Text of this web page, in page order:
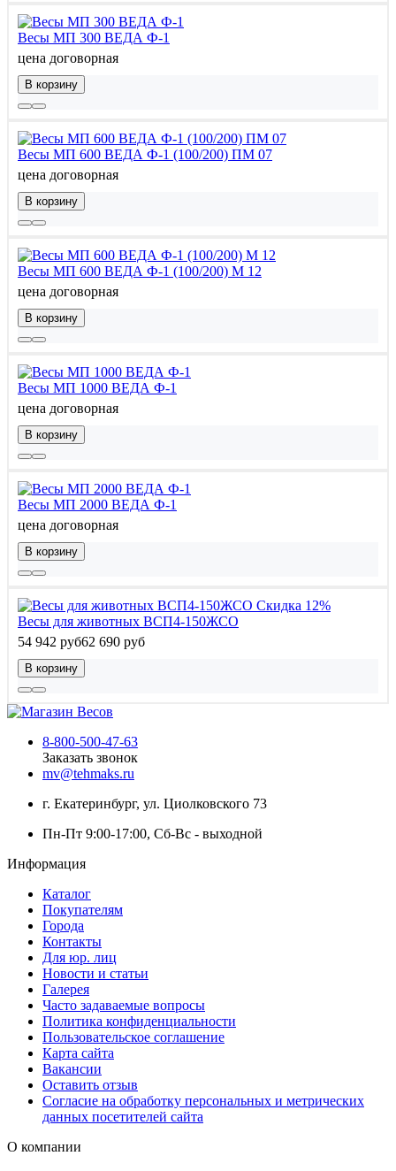
Весы МП 300 ВЕДА Ф-1
цена договорная
В корзину
Весы МП 600 ВЕДА Ф-1 (100/200) ПМ 07
цена договорная
В корзину
Весы МП 600 ВЕДА Ф-1 (100/200) М 12
цена договорная
В корзину
Весы МП 1000 ВЕДА Ф-1
цена договорная
В корзину
Весы МП 2000 ВЕДА Ф-1
цена договорная
В корзину
Скидка 12%
Весы для животных ВСП4-150ЖСО
54 942 руб62 690 руб
В корзину
8-800-500-47-63
Заказать звонок
mv@tehmaks.ru
г. Екатеринбург, ул. Циолковского 73
Пн-Пт 9:00-17:00, Сб-Вс - выходной
Информация
Каталог
Покупателям
Города
Контакты
Для юр. лиц
Новости и статьи
Галерея
Часто задаваемые вопросы
Политика конфиденциальности
Пользовательское соглашение
Карта сайта
Вакансии
Оставить отзыв
Согласие на обработку персональных и метрических
данных посетителей сайта
О компании